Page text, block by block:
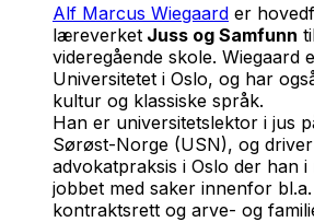
Alf Marcus Wiegaard er
læreverket Juss og Samfunn
videregående skole. Wiegaard
Universitetet i Oslo, og har
kultur og klassiske språk.
Han er universitetslektor i jus
Sørøst-Norge (USN), og
advokatpraksis i Oslo der han
jobbet med saker innenfor
kontraktsrett og arve- og